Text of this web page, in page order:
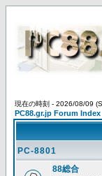
現在の時刻 - 2026/08/09
PC88.gr.jp Forum Index
PC-8801
88総合